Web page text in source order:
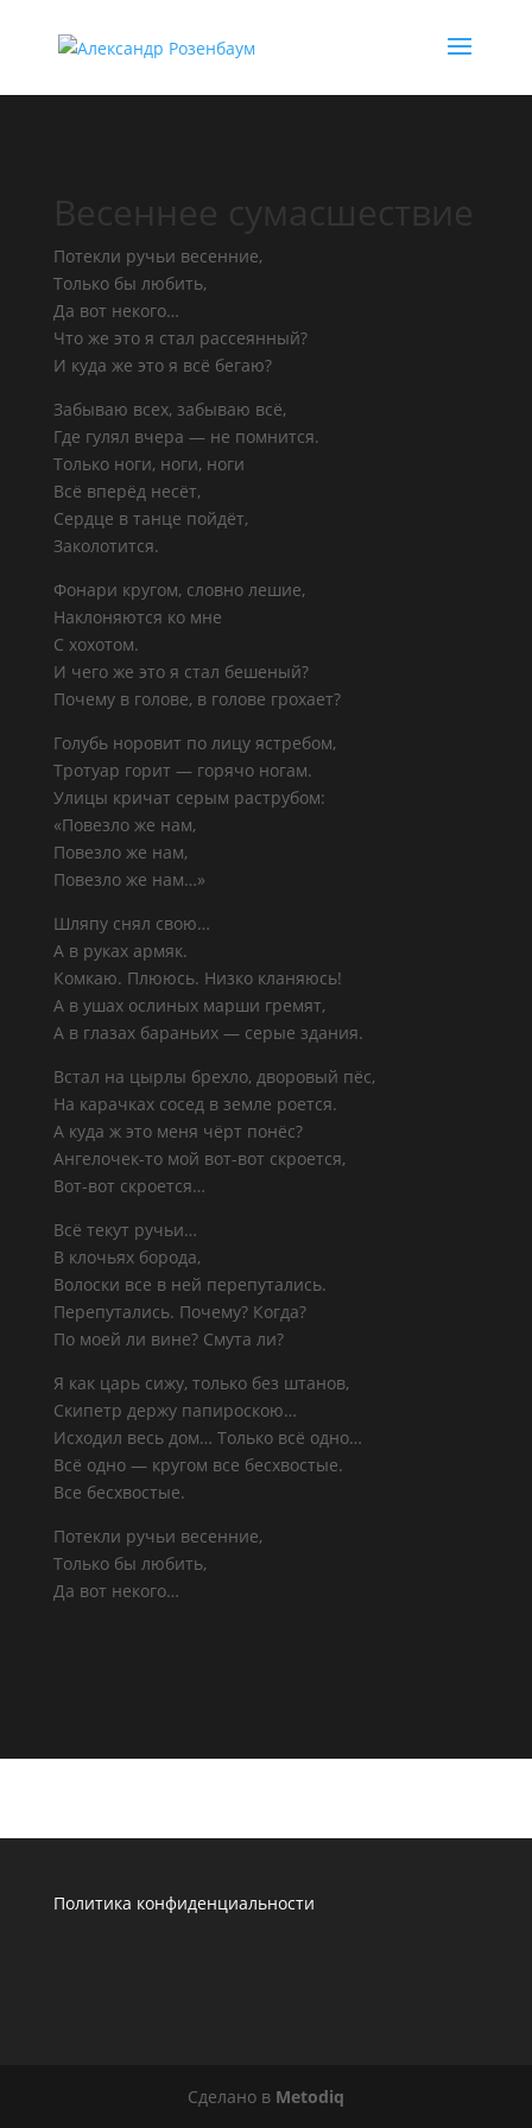
Весеннее сумасшествие
Потекли ручьи весенние,
Только бы любить,
Да вот некого…
Что же это я стал рассеянный?
И куда же это я всё бегаю?
Забываю всех, забываю всё,
Где гулял вчера — не помнится.
Только ноги, ноги, ноги
Всё вперёд несёт,
Сердце в танце пойдёт,
Заколотится.
Фонари кругом, словно лешие,
Наклоняются ко мне
С хохотом.
И чего же это я стал бешеный?
Почему в голове, в голове грохает?
Голубь норовит по лицу ястребом,
Тротуар горит — горячо ногам.
Улицы кричат серым раструбом:
«Повезло же нам,
Повезло же нам,
Повезло же нам…»
Шляпу снял свою…
А в руках армяк.
Комкаю. Плююсь. Низко кланяюсь!
А в ушах ослиных марши гремят,
А в глазах бараньих — серые здания.
Встал на цырлы брехло, дворовый пёс,
На карачках сосед в земле роется.
А куда ж это меня чёрт понёс?
Ангелочек-то мой вот-вот скроется,
Вот-вот скроется…
Всё текут ручьи…
В клочьях борода,
Волоски все в ней перепутались.
Перепутались. Почему? Когда?
По моей ли вине? Смута ли?
Я как царь сижу, только без штанов,
Скипетр держу папироскою…
Исходил весь дом… Только всё одно…
Всё одно — кругом все бесхвостые.
Все бесхвостые.
Потекли ручьи весенние,
Только бы любить,
Да вот некого…
Политика конфиденциальности
Сделано в Metodiq